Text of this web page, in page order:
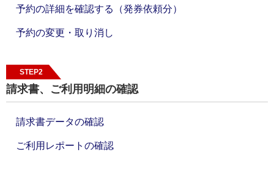
予約の詳細を確認する（発券依頼分）
予約の変更・取り消し
STEP2
請求書、ご利用明細の確認
請求書データの確認
ご利用レポートの確認